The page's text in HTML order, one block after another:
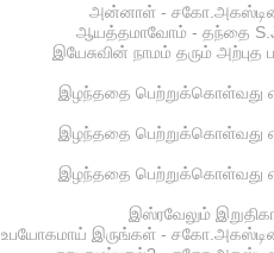
அன்னாள் - சகோ.அகஸ்டின்
ஆயத்தமாவோம் - தந்தை
இயேசுவின் நாமம் தரும்
இழந்ததை பெற்றுக்கொள்வது
இழந்ததை பெற்றுக்கொள்வது
இழந்ததை பெற்றுக்கொள்வது
இஸ்ரவேலும்
உபயோகமாய் இருங்கள் - சகோ.அகஸ்டின்